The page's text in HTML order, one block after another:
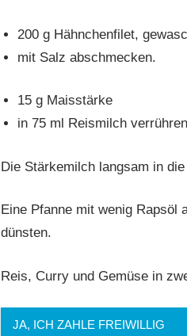
200 g Hähnchenfilet,
mit Salz abschmecken.
15 g Maisstärke
in 75 ml Reismilch
Die Stärkemilch langsam in
Eine Pfanne mit wenig Rapsöl
dünsten.
Reis, Curry und Gemüse in
JA, ICH ZAHLE FREIWILLIG